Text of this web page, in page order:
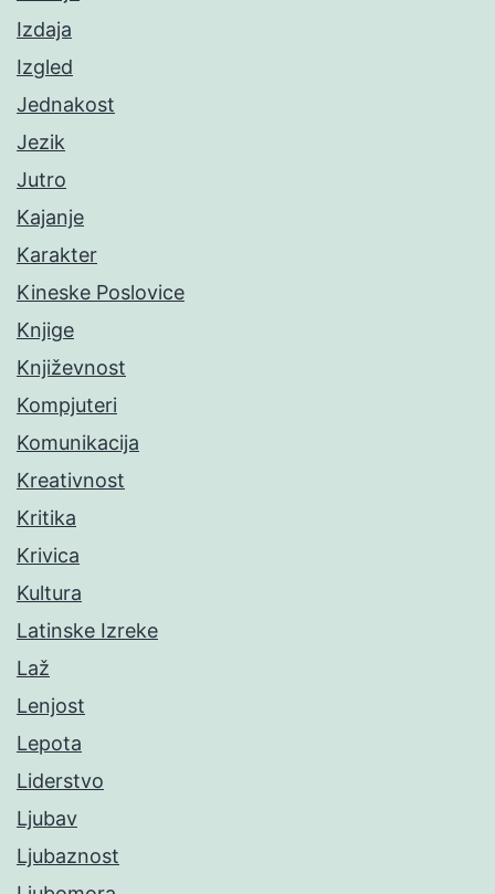
Izdaja
Izgled
Jednakost
Jezik
Jutro
Kajanje
Karakter
Kineske Poslovice
Knjige
Književnost
Kompjuteri
Komunikacija
Kreativnost
Kritika
Krivica
Kultura
Latinske Izreke
Laž
Lenjost
Lepota
Liderstvo
Ljubav
Ljubaznost